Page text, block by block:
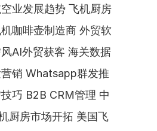
业发展趋势 飞机厨房
咖啡壶制造商 外贸软
AI外贸获客 海关数据
销 Whatsapp群发推
巧 B2B CRM管理 中
厨房市场开拓 美国飞